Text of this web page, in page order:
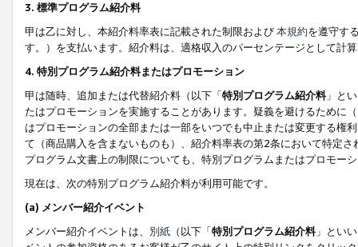
3. 標準プログラム紹介料
甲は乙に対し、本紹介料率表に記載された制限および本規約を遵守す
す。）を支払います。紹介料は、適格収入のパーセンテージとして計
4. 特別プログラム紹介料またはプロモーション
甲は随時、追加または代替紹介料（以下「特別プログラム紹介料」と
たはプロモーションを実施することがあります。疑義を避けるために
はプロモーションの全部または一部をいつでも中止または変更する権
て（商品購入を含まないものも）、紹介料率表の第2条において特定
プログラム文書上の制限についても、特別プログラムまたはプロモー
現在は、次の特別プログラム紹介料が利用可能です。
(a) メンバー紹介イベント
メンバー紹介イベントは、 別紙 （以下「特別プログラム紹介料」とい